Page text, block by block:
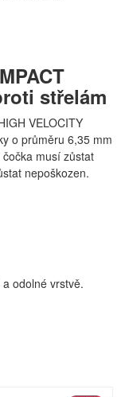
střelám
VELOCITY
o průměru 6,35 mm
musí zůstat
nepoškozen.
odolné vrstvě.